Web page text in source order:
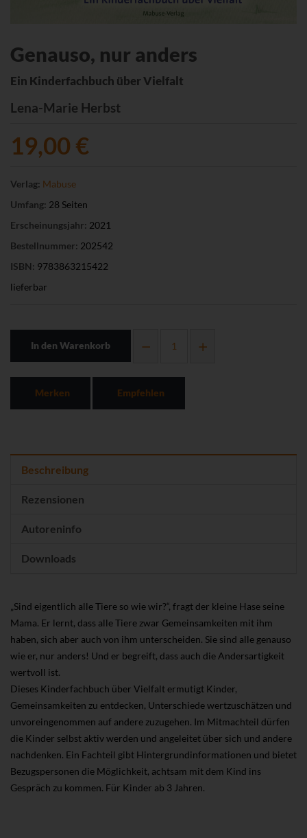
Genauso, nur anders
Ein Kinderfachbuch über Vielfalt
Lena-Marie Herbst
19,00 €
Verlag: Mabuse
Umfang: 28 Seiten
Erscheinungsjahr: 2021
Bestellnummer: 202542
ISBN: 9783863215422
lieferbar
In den Warenkorb
Merken Empfehlen
Beschreibung
Rezensionen
Autoreninfo
Downloads
„Sind eigentlich alle Tiere so wie wir?“, fragt der kleine Hase seine
Mama. Er lernt, dass alle Tiere zwar Gemeinsamkeiten mit ihm
haben, sich aber auch von ihm unterscheiden. Sie sind alle genauso
wie er, nur anders! Und er begreift, dass auch die Andersartigkeit
wertvoll ist.
Dieses Kinderfachbuch über Vielfalt ermutigt Kinder,
Gemeinsamkeiten zu entdecken, Unterschiede wertzuschätzen und
unvoreingenommen auf andere zuzugehen. Im Mitmachteil dürfen
die Kinder selbst aktiv werden und angeleitet über sich und andere
nachdenken. Ein Fachteil gibt Hintergrundinformationen und bietet
Bezugspersonen die Möglichkeit, achtsam mit dem Kind ins
Gespräch zu kommen. Für Kinder ab 3 Jahren.